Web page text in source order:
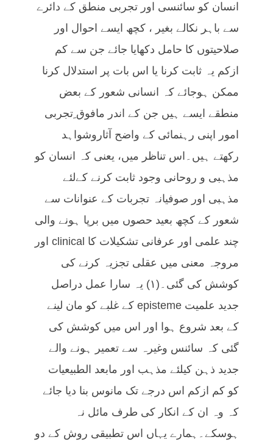
انسان کو سائنسی اور تجربی منطق کے دائرے
سے باہر نکالے بغیر ، کچھ ایسے احوال اور
صلاحیتوں کا حامل دکھایا جائے جن سے کم
ازکم یہ ثابت کرنا یا اس بات پر استدلال کرنا
ممکن ہوجائے کہ انسانی شعور کے بعض
منطقے ایسے ہیں جن کے اندر مافوق ِتجربی
امور اپنی رہنمائی کے واضح آثاروشواہد
رکھتے ہیں۔اس تناظر میں، یعنی کہ انسان کو
مذہبی و روحانی وجود ثابت کرنے کےلئے
مذہبی اور صوفیانہ تجربات کے عنوانات سے
شعور کے کچھ بعید حصوں میں برپا ہونے والی
چند علمی اور عرفانی تشکیلات کا clinical اور
مروجہ معنی میں عقلی تجزیہ کرنے کی
کوشش کی گئی۔(۱) یہ سارا عمل دراصل
جدید علمیت episteme کے غلبے کو مان لینے
کے بعد شروع ہوا اور اس میں کوشش کی
گئی کہ سائنس وغیرہ سے تعمیر ہونے والے
جدید ذہن کیلئے مذہب اور مابعد الطبیعیات
کو کم ازکم اس درجے تک مانوس بنا دیا جائے
کہ وہ ان کے انکار کی طرف مائل نہ
ہوسکے۔ہمارے یہاں اس تطبیقی روش کے دو